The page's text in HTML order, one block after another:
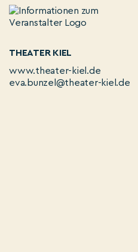
THEATER KIEL
www.theater-kiel.de
eva.bunzel@theater-kiel.de